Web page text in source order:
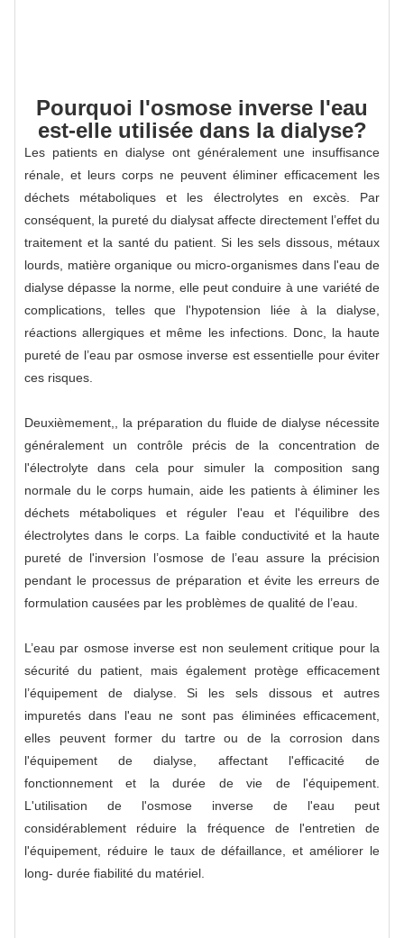
Pourquoi l'osmose inverse l'eau
est-elle utilisée dans la dialyse?
Les patients en dialyse ont généralement une insuffisance
rénale, et leurs corps ne peuvent éliminer efficacement les
déchets métaboliques et les électrolytes en excès. Par
conséquent, la pureté du dialysat affecte directement l’effet du
traitement et la santé du patient. Si les sels dissous, métaux
lourds, matière organique ou micro-organismes dans l'eau de
dialyse dépasse la norme, elle peut conduire à une variété de
complications, telles que l'hypotension liée à la dialyse,
réactions allergiques et même les infections. Donc, la haute
pureté de l’eau par osmose inverse est essentielle pour éviter
ces risques.
Deuxièmement,, la préparation du fluide de dialyse nécessite
généralement un contrôle précis de la concentration de
l'électrolyte dans cela pour simuler la composition sang
normale du le corps humain, aide les patients à éliminer les
déchets métaboliques et réguler l'eau et l'équilibre des
électrolytes dans le corps. La faible conductivité et la haute
pureté de l'inversion l’osmose de l’eau assure la précision
pendant le processus de préparation et évite les erreurs de
formulation causées par les problèmes de qualité de l’eau.
L’eau par osmose inverse est non seulement critique pour la
sécurité du patient, mais également protège efficacement
l’équipement de dialyse. Si les sels dissous et autres
impuretés dans l'eau ne sont pas éliminées efficacement,
elles peuvent former du tartre ou de la corrosion dans
l'équipement de dialyse, affectant l'efficacité de
fonctionnement et la durée de vie de l'équipement.
L'utilisation de l'osmose inverse de l'eau peut
considérablement réduire la fréquence de l'entretien de
l'équipement, réduire le taux de défaillance, et améliorer le
long- durée fiabilité du matériel.